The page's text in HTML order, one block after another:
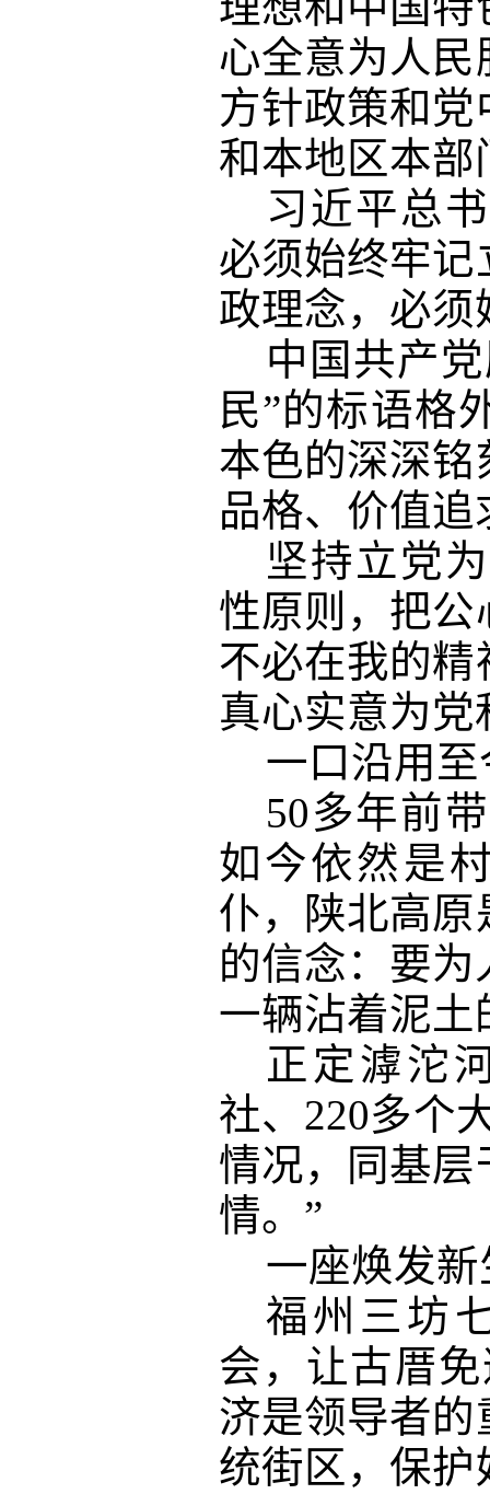
心全意为人
方针政策和
和本地区本部
习近平总
必须始终牢
政理念，必须
中国共产
民”的标语格
本色的深深
品格、价值
坚持立党
性原则，把
不必在我的
真心实意为
一口沿用
50多年前
如今依然是
仆，陕北高
的信念：要为
一辆沾着泥土
正定滹沱
社、220多个
情况，同基
情。”
一座焕发
福州三坊
会，让古厝
济是领导者
统街区，保